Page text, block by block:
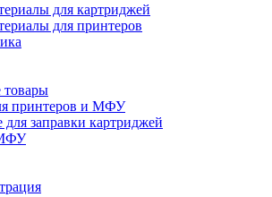
для картриджей
для принтеров
товары
принтеров и МФУ
заправки картриджей